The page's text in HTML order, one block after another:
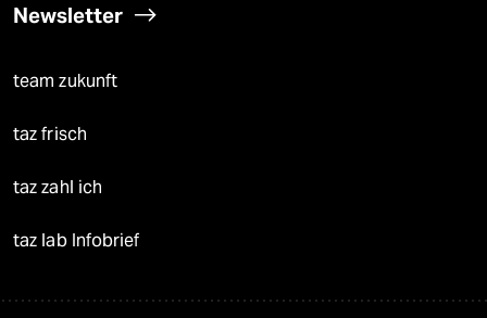
Newsletter
team zukunft
taz frisch
taz zahl ich
taz lab Infobrief